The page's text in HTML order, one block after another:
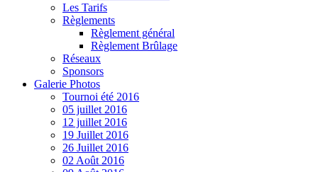
Les Tarifs
Règlements
Règlement général
Règlement Brûlage
Réseaux
Sponsors
Galerie Photos
Tournoi été 2016
05 juillet 2016
12 juillet 2016
19 Juillet 2016
26 Juillet 2016
02 Août 2016